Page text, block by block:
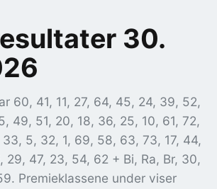
30.
60, 41, 11, 27, 64, 45, 24, 39, 52,
49, 51, 20, 18, 36, 25, 10, 61, 72,
5, 32, 1, 69, 58, 63, 73, 17, 44,
29, 47, 23, 54, 62 + Bi, Ra, Br, 30,
Premieklassene under viser